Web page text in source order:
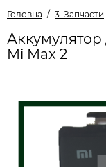
Головна 3. Запчасти
Аккумулятор
Mi Max 2